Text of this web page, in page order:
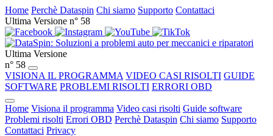
Home Perchè Dataspin Chi siamo Supporto Contattaci
Ultima Versione n° 58
Ultima Versione
n° 58
VISIONA IL PROGRAMMA VIDEO CASI RISOLTI GUIDE
SOFTWARE PROBLEMI RISOLTI ERRORI OBD
Home Visiona il programma Video casi risolti Guide software
Problemi risolti Errori OBD Perchè Dataspin Chi siamo Supporto
Contattaci Privacy